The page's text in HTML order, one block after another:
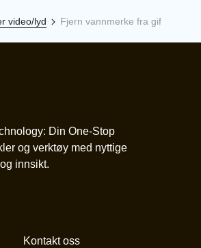
video/lyd Fjern vannmerke fra gif
Din One-Stop
og verktøy med nyttige
innsikt.
Kontakt oss